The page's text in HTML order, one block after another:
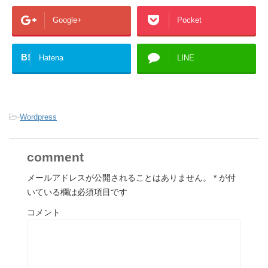
Google+ Pocket
B! Hatena LINE
-Wordpress
comment
メールアドレスが公開されることはありません。 * が付
いている欄は必須項目です
コメント